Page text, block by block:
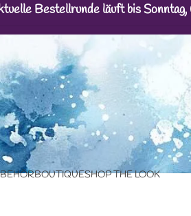
Bestellrunde läuft bis
BOUTIQUESHOP THE LOOK